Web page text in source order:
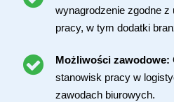
wynagrodzenie zgodne z
pracy, w tym dodatki
Możliwości zawodowe:
stanowisk pracy w
zawodach biurowych.